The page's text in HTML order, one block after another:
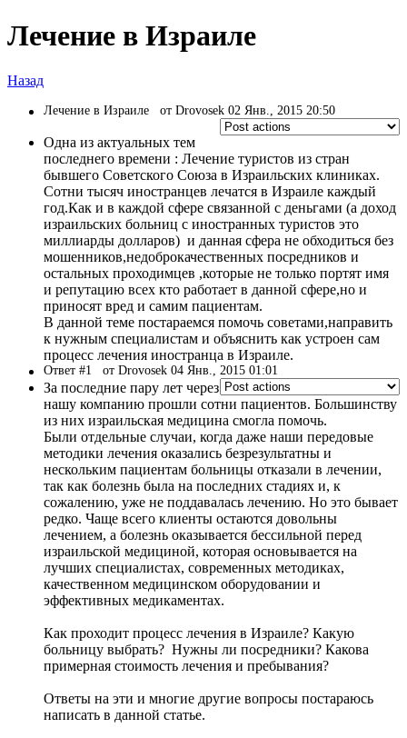
Лечение в Израиле
Назад
Лечение в Израиле от Drovosek 02 Янв., 2015 20:50
Одна из актуальных тем
последнего времени : Лечение туристов из стран
бывшего Советского Союза в Израильских клиниках.
Сотни тысяч иностранцев лечатся в Израиле каждый
год.Как и в каждой сфере связанной с деньгами (а доход
израильских больниц с иностранных туристов это
миллиарды долларов) и данная сфера не обходиться без
мошенников,недоброкачественных посредников и
остальных проходимцев ,которые не только портят имя
и репутацию всех кто работает в данной сфере,но и
приносят вред и самим пациентам.
В данной теме постараемся помочь советами,направить
к нужным специалистам и объяснить как устроен сам
процесс лечения иностранца в Израиле.
Ответ #1 от Drovosek 04 Янв., 2015 01:01
За последние пару лет через
нашу компанию прошли сотни пациентов. Большинству
из них израильская медицина смогла помочь.
Были отдельные случаи, когда даже наши передовые
методики лечения оказались безрезультатны и
нескольким пациентам больницы отказали в лечении,
так как болезнь была на последних стадиях и, к
сожалению, уже не поддавалась лечению. Но это бывает
редко. Чаще всего клиенты остаются довольны
лечением, а болезнь оказывается бессильной перед
израильской медициной, которая основывается на
лучших специалистах, современных методиках,
качественном медицинском оборудовании и
эффективных медикаментах.
Как проходит процесс лечения в Израиле? Какую
больницу выбрать? Нужны ли посредники? Какова
примерная стоимость лечения и пребывания?
Ответы на эти и многие другие вопросы постараюсь
написать в данной статье.